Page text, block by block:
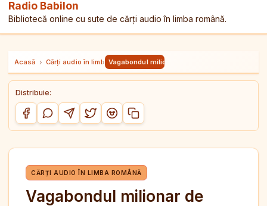
Radio Babilon
Bibliotecă online cu sute de cărți audio în limba română.
Acasă › Cărți audio în limba română
› Vagabondul milionar de Vikass Varup
Distribuie:
Distribuie pe Facebook
Distribuie pe WhatsApp
Distribuie pe Telegram
Distribuie pe Twitter/X
Distribuie pe Reddit
Copiază link-ul
CĂRȚI AUDIO ÎN LIMBA ROMÂNĂ
Vagabondul milionar de